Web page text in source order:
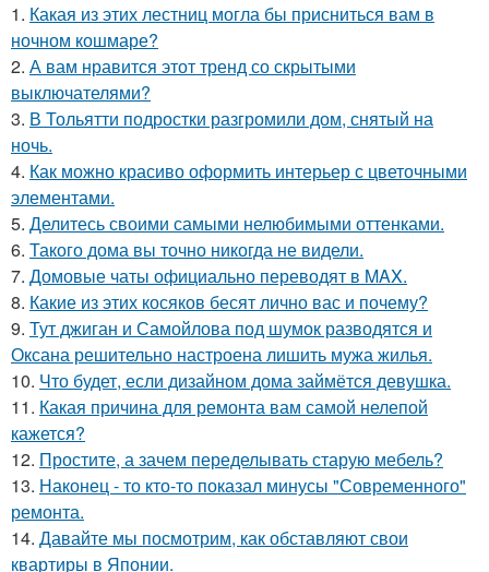
1. Какая из этих лестниц могла бы присниться вам в
ночном кошмаре?
2. А вам нравится этот тренд со скрытыми
выключателями?
3. В Тольятти подростки разгромили дом, снятый на
ночь.
4. Как можно красиво оформить интерьер с цветочными
элементами.
5. Делитесь своими самыми нелюбимыми оттенками.
6. Такого дома вы точно никогда не видели.
7. Домовые чаты официально переводят в MAX.
8. Какие из этих косяков бесят лично вас и почему?
9. Тут джиган и Самойлова под шумок разводятся и
Оксана решительно настроена лишить мужа жилья.
10. Что будет, если дизайном дома займётся девушка.
11. Какая причина для ремонта вам самой нелепой
кажется?
12. Простите, а зачем переделывать старую мебель?
13. Наконец - то кто-то показал минусы "Современного"
ремонта.
14. Давайте мы посмотрим, как обставляют свои
квартиры в Японии.